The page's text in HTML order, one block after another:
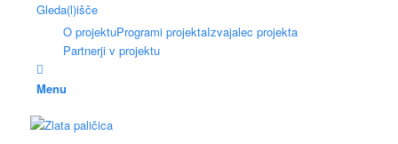
Gleda(l)išče
O projektuProgrami projektaIzvajalec projekta
Partnerji v projektu
Menu